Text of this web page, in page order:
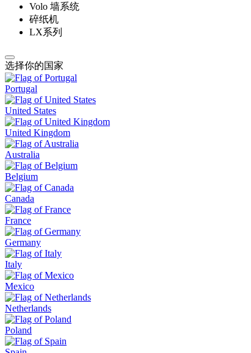
Volo 墙系统
碎纸机
LX系列
选择你的国家
Portugal
United States
United Kingdom
Australia
Belgium
Canada
France
Germany
Italy
Mexico
Netherlands
Poland